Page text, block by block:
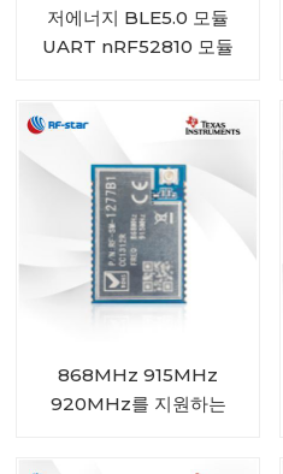
저에너지 BLE5.0 모듈
UART nRF52810 모듈
868MHz 915MHz
920MHz를 지원하는